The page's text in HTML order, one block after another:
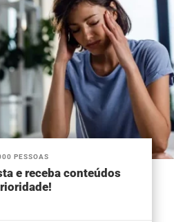
PESSOAS
e receba conteúdos